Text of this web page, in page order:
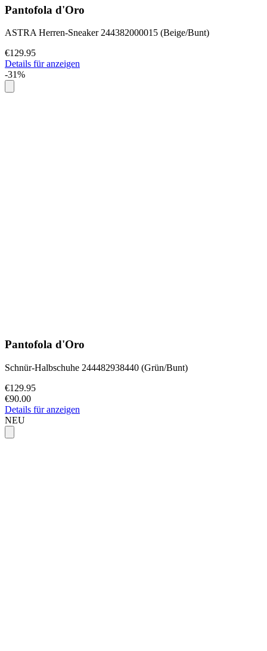
Pantofola d'Oro
ASTRA Herren-Sneaker 244382000015 (Beige/Bunt)
€129.95
Details für anzeigen
-31%
Pantofola d'Oro
Schnür-Halbschuhe 244482938440 (Grün/Bunt)
€129.95
€90.00
Details für anzeigen
NEU